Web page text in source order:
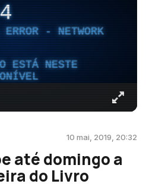
- NETWORK
ESTÁ NESTE
10 mai, 2019, 20:32
até domingo a
do Livro